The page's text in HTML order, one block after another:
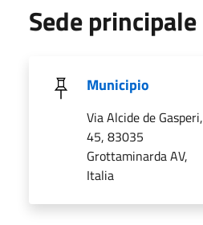
Sede principale
Municipio
Via Alcide de Gasperi,
45, 83035
Grottaminarda AV,
Italia